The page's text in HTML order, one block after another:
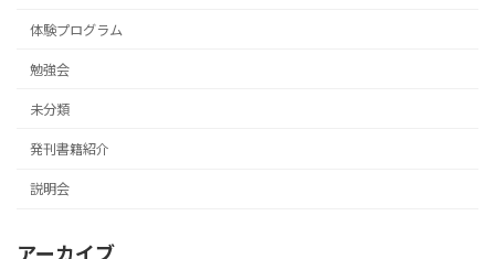
体験プログラム
勉強会
未分類
発刊書籍紹介
説明会
アーカイブ